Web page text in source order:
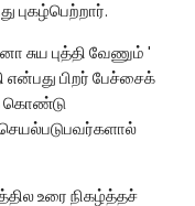
புகழ்பெற்றார்.
பிறர் பேச்சைக்
கொண்டு
செயல்படுபவர்களால்